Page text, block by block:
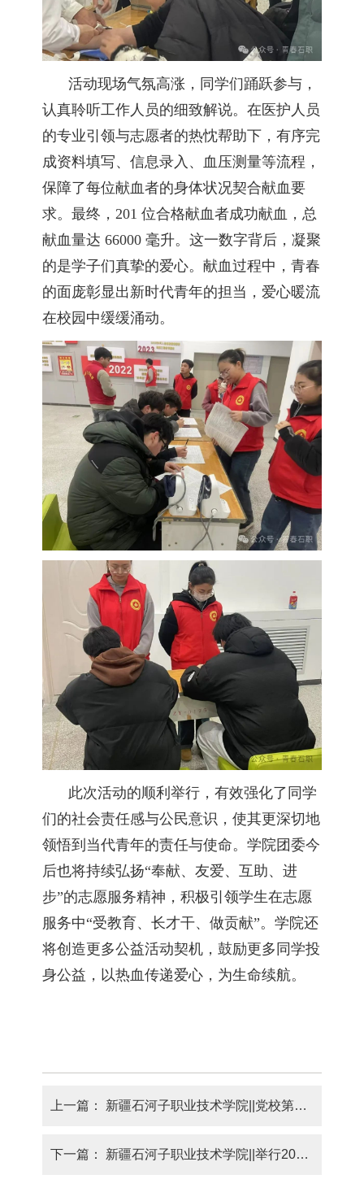
活动现场气氛高涨，同学们踊跃参与，
认真聆听工作人员的细致解说。在医护人员
的专业引领与志愿者的热忱帮助下，有序完
成资料填写、信息录入、血压测量等流程，
保障了每位献血者的身体状况契合献血要
求。最终，201 位合格献血者成功献血，总
献血量达 66000 毫升。这一数字背后，凝聚
的是学子们真挚的爱心。献血过程中，青春
的面庞彰显出新时代青年的担当，爱心暖流
在校园中缓缓涌动。
此次活动的顺利举行，有效强化了同学
们的社会责任感与公民意识，使其更深切地
领悟到当代青年的责任与使命。学院团委今
后也将持续弘扬“奉献、友爱、互助、进
步”的志愿服务精神，积极引领学生在志愿
服务中“受教育、长才干、做贡献”。学院还
将创造更多公益活动契机，鼓励更多同学投
身公益，以热血传递爱心，为生命续航。
上一篇： 新疆石河子职业技术学院||党校第20期入党积极分子党课培训开班仪式暨第一讲顺利举行
下一篇： 新疆石河子职业技术学院||举行2024年“一二· 九”新团员入团仪式暨志愿服务表彰大会